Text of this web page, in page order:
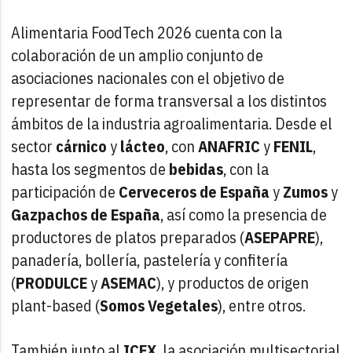
Alimentaria FoodTech 2026 cuenta con la
colaboración de un amplio conjunto de
asociaciones nacionales con el objetivo de
representar de forma transversal a los distintos
ámbitos de la industria agroalimentaria. Desde el
sector cárnicoylácteo, conANAFRICyFENIL,
hasta los segmentos de bebidas, con la
participación de Cervecerosde EspañayZumosy
Gazpachosde España, así como la presencia de
productores de platos preparados (ASEPAPRE),
panadería, bollería, pastelería y confitería
(PRODULCEyASEMAC), y productos de origen
plant-based (SomosVegetales), entre otros.